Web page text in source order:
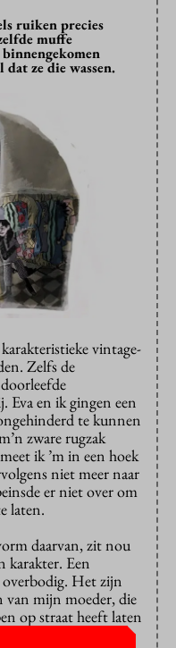
ruiken precies
muffe
ze die wassen.
vintage-
Zelfs de
en ik gingen een
te kunnen
zware rugzak
ik ’m in een hoek
niet meer naar
er niet over om
laten.
daarvan, zit nou
karakter. Een
Het zijn
van mijn moeder, die
op straat heeft laten